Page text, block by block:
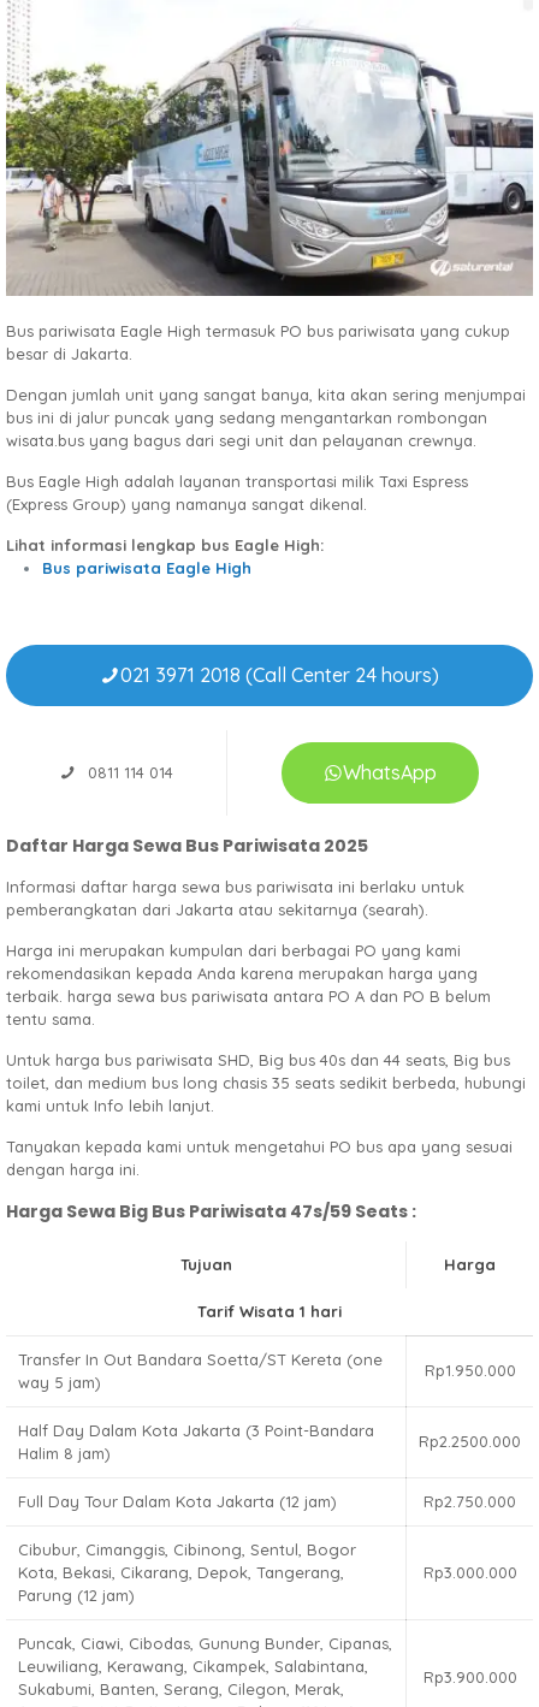
Bus pariwisata Eagle High termasuk PO bus pariwisata yang cukup
besar di Jakarta.
Dengan jumlah unit yang sangat banya, kita akan sering menjumpai
bus ini di jalur puncak yang sedang mengantarkan rombongan
wisata.bus yang bagus dari segi unit dan pelayanan crewnya.
Bus Eagle High adalah layanan transportasi milik Taxi Espress
(Express Group) yang namanya sangat dikenal.
Lihat informasi lengkap bus Eagle High:
Bus pariwisata Eagle High
021 3971 2018 (Call Center 24 hours)
0811 114 014 WhatsApp
Daftar Harga Sewa Bus Pariwisata 2025
Informasi daftar harga sewa bus pariwisata ini berlaku untuk
pemberangkatan dari Jakarta atau sekitarnya (searah).
Harga ini merupakan kumpulan dari berbagai PO yang kami
rekomendasikan kepada Anda karena merupakan harga yang
terbaik. harga sewa bus pariwisata antara PO A dan PO B belum
tentu sama.
Untuk harga bus pariwisata SHD, Big bus 40s dan 44 seats, Big bus
toilet, dan medium bus long chasis 35 seats sedikit berbeda, hubungi
kami untuk Info lebih lanjut.
Tanyakan kepada kami untuk mengetahui PO bus apa yang sesuai
dengan harga ini.
Harga Sewa Big Bus Pariwisata 47s/59 Seats :
Tujuan Harga
Tarif Wisata 1 hari
Transfer In Out Bandara Soetta/ST Kereta (one
way 5 jam)
Rp1.950.000
Half Day Dalam Kota Jakarta (3 Point-Bandara
Halim 8 jam)
Rp2.2500.000
Full Day Tour Dalam Kota Jakarta (12 jam) Rp2.750.000
Cibubur, Cimanggis, Cibinong, Sentul, Bogor
Kota, Bekasi, Cikarang, Depok, Tangerang,
Parung (12 jam)
Rp3.000.000
Puncak, Ciawi, Cibodas, Gunung Bunder, Cipanas,
Leuwiliang, Kerawang, Cikampek, Salabintana,
Sukabumi, Banten, Serang, Cilegon, Merak,
Rp3.900.000